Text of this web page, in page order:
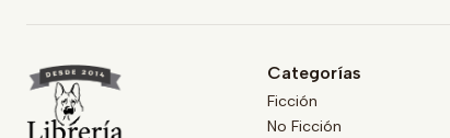
Categorías
Ficción
No Ficción